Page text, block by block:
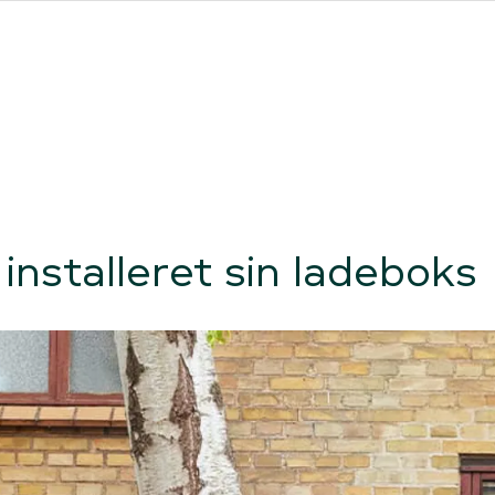
sin ladeboks